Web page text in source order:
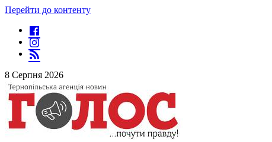
Перейти до контенту
8 Серпня 2026